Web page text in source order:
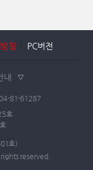
침 PC버전
내
81-61287
호
호)
reserved.